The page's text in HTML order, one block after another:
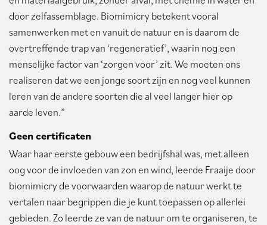
door zelfassemblage. Biomimicry betekent vooral
samenwerken met en vanuit de natuur en is daarom de
overtreffende trap van ‘regeneratief’, waarin nog een
menselijke factor van ‘zorgen voor’ zit. We moeten ons
realiseren dat we een jonge soort zijn en nog veel kunnen
leren van de andere soorten die al veel langer hier op
aarde leven.”
Geen certificaten
Waar haar eerste gebouw een bedrijfshal was, met alleen
oog voor de invloeden van zon en wind, leerde Fraaije door
biomimicry de voorwaarden waarop de natuur werkt te
vertalen naar begrippen die je kunt toepassen op allerlei
gebieden. Zo leerde ze van de natuur om te organiseren, te